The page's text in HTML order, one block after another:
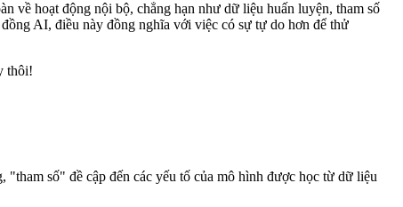
về hoạt động nội bộ, chẳng hạn như dữ liệu huấn luyện, tham số
AI, điều này đồng nghĩa với việc có sự tự do hơn để thử
thôi!
số" đề cập đến các yếu tố của mô hình được học từ dữ liệu